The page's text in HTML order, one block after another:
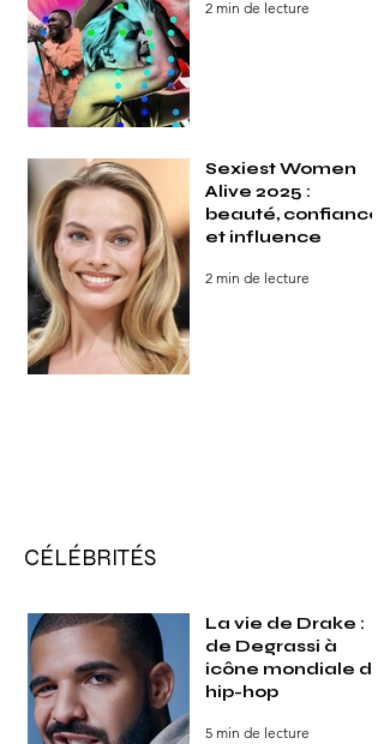
2 min de lecture
Sexiest Women
Alive 2025 :
beauté, confiance
et influence
2 min de lecture
CÉLÉBRITÉS
La vie de Drake :
de Degrassi à
icône mondiale du
hip-hop
5 min de lecture